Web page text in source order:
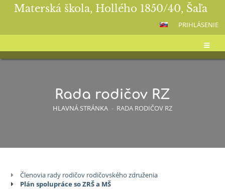
Materská škola, Hollého 1850/40, Šaľa
PRIHLÁSENIE
Rada rodičov RZ
HLAVNÁ STRÁNKA - RADA RODIČOV RZ
Rada
Členovia rady rodičov rodičovského združenia
Plán spolupráce so ZRŠ a MŠ